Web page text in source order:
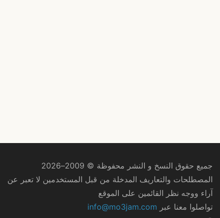
جميع حقوق النسخ و النشر محفوظة © 2009–2026
المصطلحات والتعاريف المدخلة من قبل المستخدمين لا تعبر عن
آراء ووجه نظر القائمين على الموقع
تواصلوا معنا عبر info@mo3jam.com